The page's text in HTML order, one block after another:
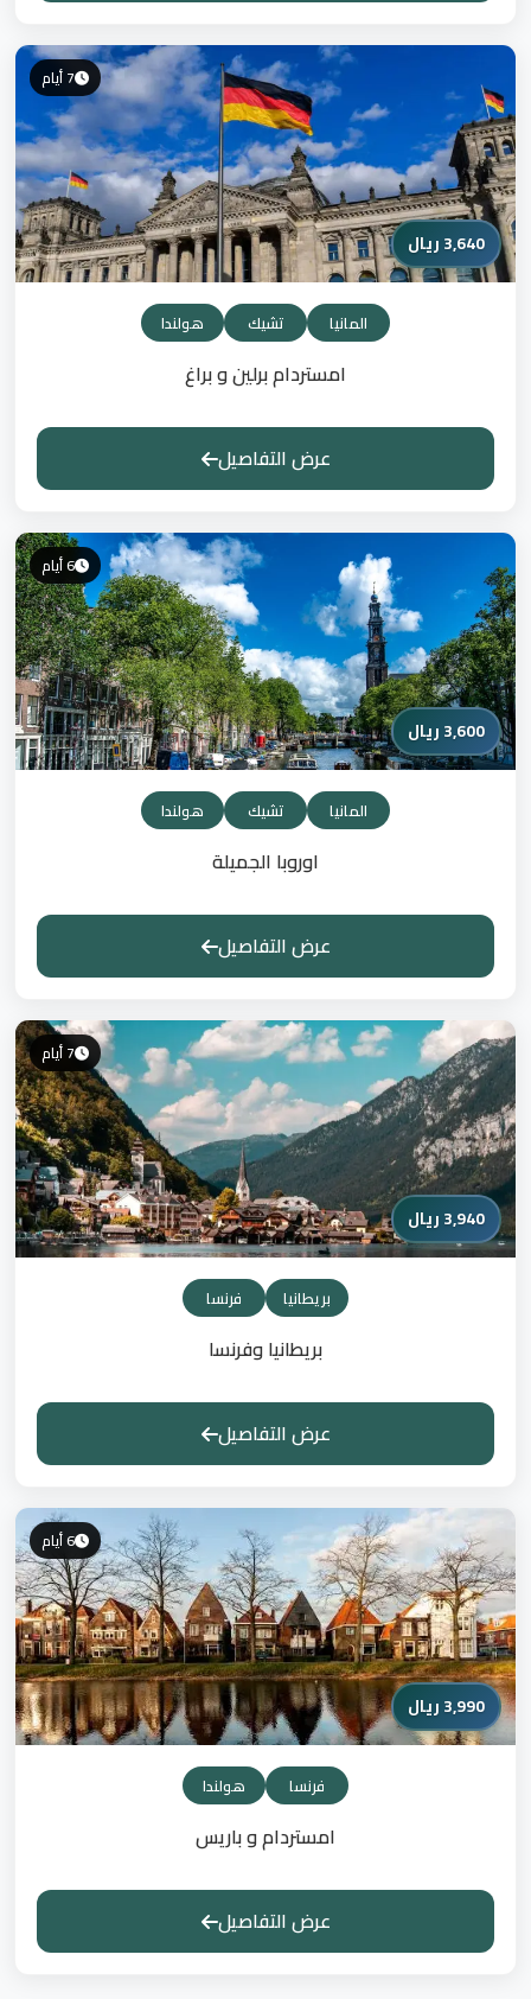
7 أيام
3,640 ريال
المانيا تشيك هولندا
امستردام برلين و براغ
عرض التفاصيل
6 أيام
3,600 ريال
المانيا تشيك هولندا
اوروبا الجميلة
عرض التفاصيل
7 أيام
3,940 ريال
بريطانيا فرنسا
بريطانيا وفرنسا
عرض التفاصيل
6 أيام
3,990 ريال
فرنسا هولندا
امستردام و باريس
عرض التفاصيل